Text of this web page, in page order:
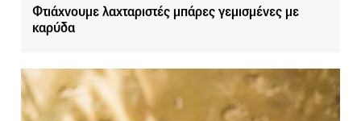
Φτιάχνουμε λαχταριστές μπάρες γεμισμένες με
καρύδα